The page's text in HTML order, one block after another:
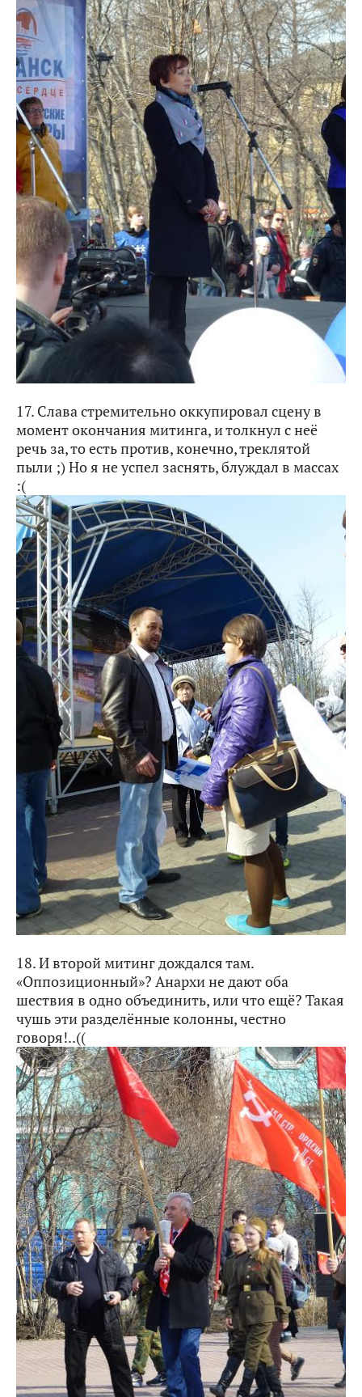
17. Слава стремительно оккупировал сцену в
момент окончания митинга, и толкнул с неё
речь за, то есть против, конечно, треклятой
пыли ;) Но я не успел заснять, блуждал в массах
:(
18. И второй митинг дождался там.
«Оппозиционный»? Анархи не дают оба
шествия в одно объединить, или что ещё? Такая
чушь эти разделённые колонны, честно
говоря!..((